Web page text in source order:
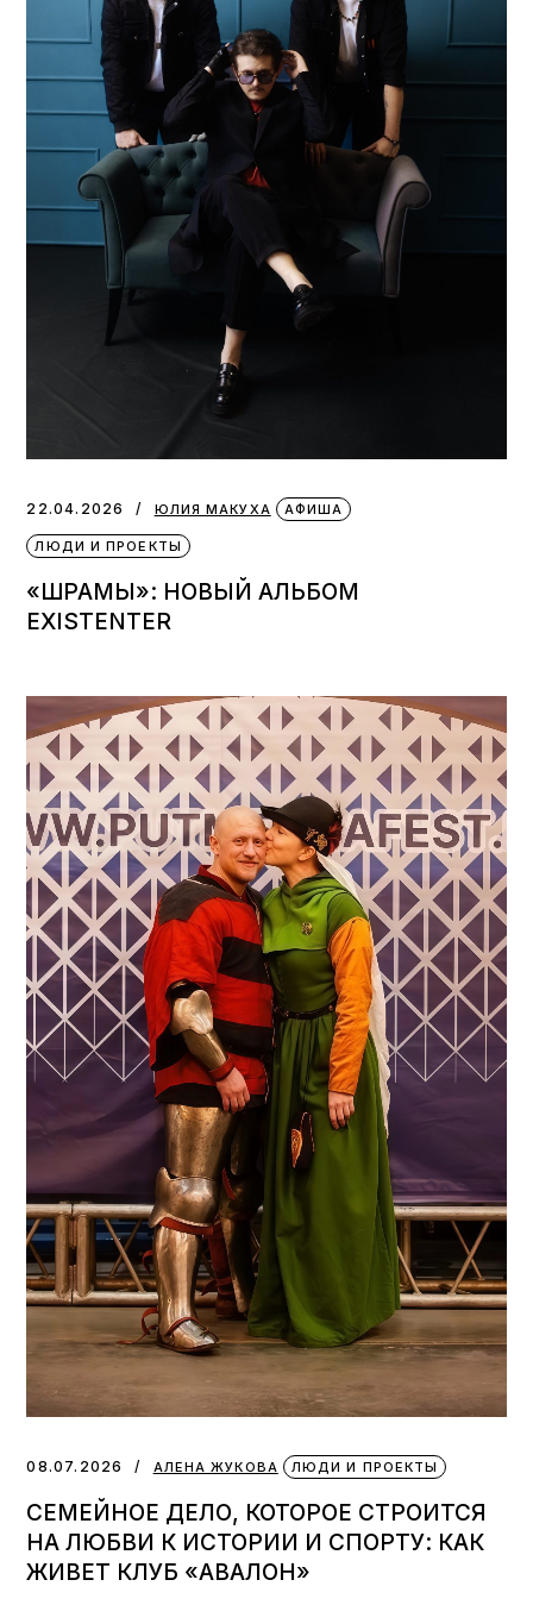
22.04.2026 ЮЛИЯ МАКУХА АФИША
ЛЮДИ И ПРОЕКТЫ
«ШРАМЫ»: НОВЫЙ АЛЬБОМ
EXISTENTER
08.07.2026 АЛЕНА ЖУКОВА ЛЮДИ И ПРОЕКТЫ
СЕМЕЙНОЕ ДЕЛО, КОТОРОЕ СТРОИТСЯ
НА ЛЮБВИ К ИСТОРИИ И СПОРТУ: КАК
ЖИВЕТ КЛУБ «АВАЛОН»